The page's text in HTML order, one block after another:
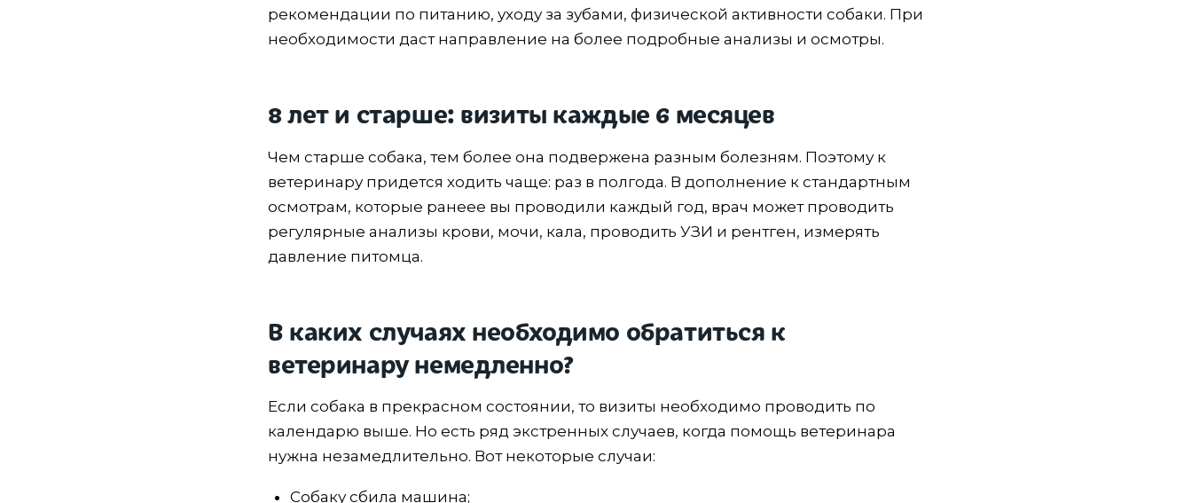
рекомендации по питанию, уходу за зубами, физической активности собаки. При
необходимости даст направление на более подробные анализы и осмотры.
8 лет и старше: визиты каждые 6 месяцев
Чем старше собака, тем более она подвержена разным болезням. Поэтому к
ветеринару придется ходить чаще: раз в полгода. В дополнение к стандартным
осмотрам, которые ранеее вы проводили каждый год, врач может проводить
регулярные анализы крови, мочи, кала, проводить УЗИ и рентген, измерять
давление питомца.
В каких случаях необходимо обратиться к
ветеринару немедленно?
Если собака в прекрасном состоянии, то визиты необходимо проводить по
календарю выше. Но есть ряд экстренных случаев, когда помощь ветеринара
нужна незамедлительно. Вот некоторые случаи:
Собаку сбила машина;